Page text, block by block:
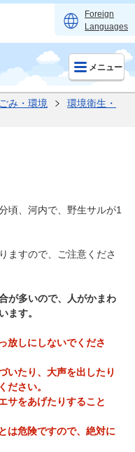
Foreign
Languages
メニュー
ごみ・環境
環境衛生・
頃、河内で、野生サルが1
ますので、ご注意くださ
が多いので、人がかまわ
ます。
放しにしないでくださ
いたり、大声を出したり
ださい。
サをあげたりすること
は危険ですので、絶対に